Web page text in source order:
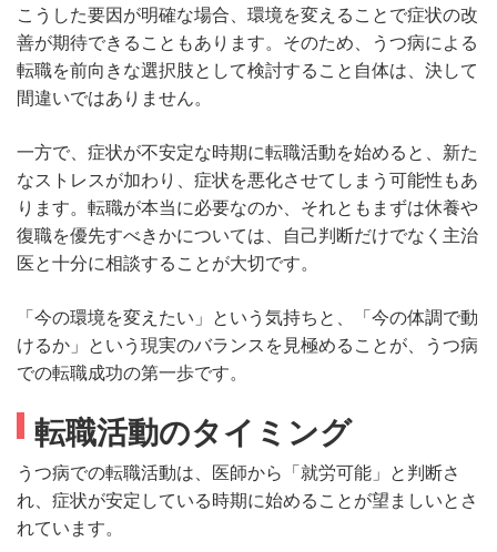
こうした要因が明確な場合、環境を変えることで症状の改
善が期待できることもあります。そのため、うつ病による
転職を前向きな選択肢として検討すること自体は、決して
間違いではありません。
一方で、症状が不安定な時期に転職活動を始めると、新た
なストレスが加わり、症状を悪化させてしまう可能性もあ
ります。転職が本当に必要なのか、それともまずは休養や
復職を優先すべきかについては、自己判断だけでなく主治
医と十分に相談することが大切です。
「今の環境を変えたい」という気持ちと、「今の体調で動
けるか」という現実のバランスを見極めることが、うつ病
での転職成功の第一歩です。
転職活動のタイミング
うつ病での転職活動は、医師から「就労可能」と判断さ
れ、症状が安定している時期に始めることが望ましいとさ
れています。